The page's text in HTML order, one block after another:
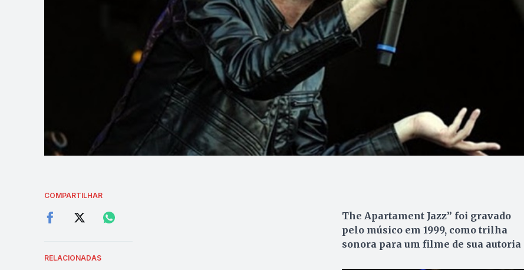
COMPARTILHAR
RELACIONADAS
The Apartament Jazz” foi gravado
pelo músico em 1999, como trilha
sonora para um filme de sua autoria